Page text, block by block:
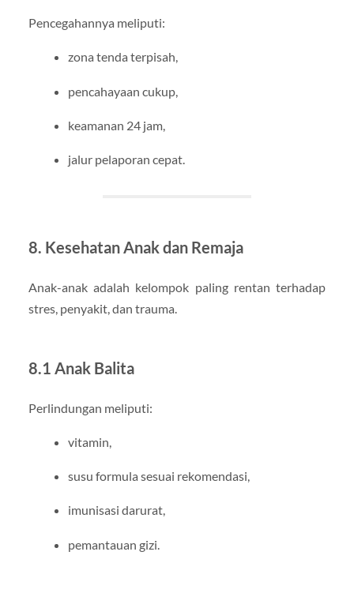
Pencegahannya meliputi:
zona tenda terpisah,
pencahayaan cukup,
keamanan 24 jam,
jalur pelaporan cepat.
8. Kesehatan Anak dan Remaja
Anak-anak adalah kelompok paling rentan terhadap
stres, penyakit, dan trauma.
8.1 Anak Balita
Perlindungan meliputi:
vitamin,
susu formula sesuai rekomendasi,
imunisasi darurat,
pemantauan gizi.